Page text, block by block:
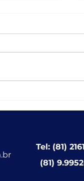
Tel: (81)
(81)